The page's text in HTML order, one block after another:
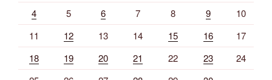
4
5 6 7 8 9
10
11
12 13 14 15 16
17
18
19 20 21 22 23
24